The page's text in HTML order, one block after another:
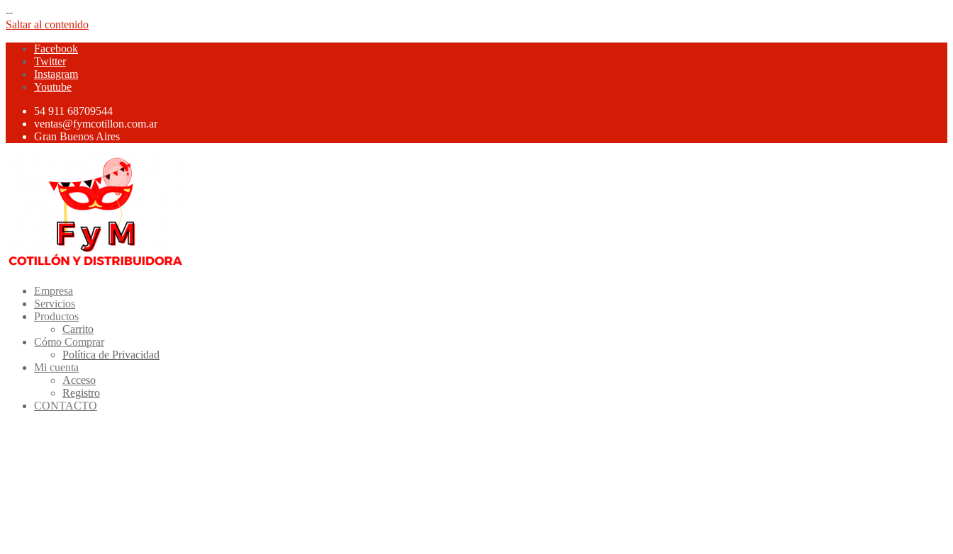
--
Saltar al contenido
Facebook
Twitter
Instagram
Youtube
54 911 68709544
ventas@fymcotillon.com.ar
Gran Buenos Aires
Empresa
Servicios
Productos
Carrito
Cómo Comprar
Política de Privacidad
Mi cuenta
Acceso
Registro
CONTACTO